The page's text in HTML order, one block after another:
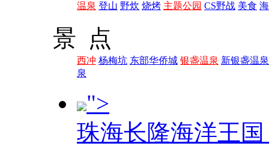
温泉 登山 野炊 烧烤 主题公园 CS野战 美食
景 点
西冲 杨梅坑 东部华侨城 银盏温泉 新银盏温泉
泉
">
珠海长隆海洋王